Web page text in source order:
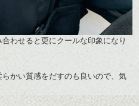
わせると更にクールな印象になり
かい質感をだすのも良いので、気